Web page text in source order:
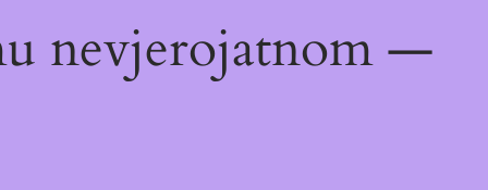
nevjerojatnom —